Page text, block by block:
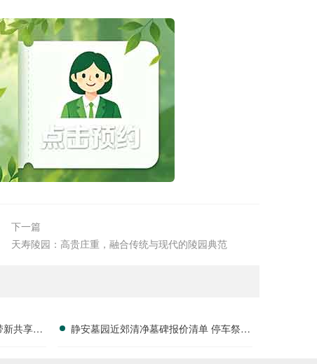
下一篇
天寿陵园：高贵庄重，融合传统与现代的陵园典范
共享优
静安墓园近郊清净墓碑报价清单 停车祭扫